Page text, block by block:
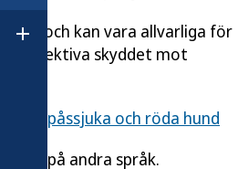
Öppna undermeny för Om
och kan vara allvarliga för
effektiva skyddet mot
påssjuka och röda hund
ned på andra språk.